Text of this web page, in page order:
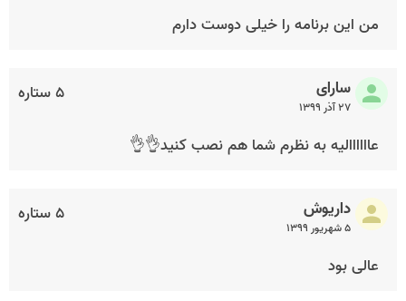
من این برنامه را خیلی دوست دارم
۵ ستاره سارای
۲۷ آذر ۱۳۹۹
عاااااالیه به نظرم شما هم نصب کنید👌👌
۵ ستاره داریوش
۵ شهریور ۱۳۹۹
عالی بود